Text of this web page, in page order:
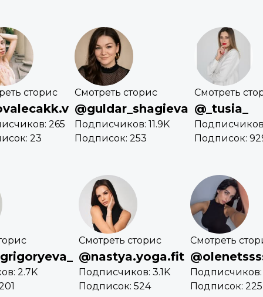
сторис
265
23
Смотреть сторис
@guldar_shagieva
Подписчиков: 11.9K
Подписок: 253
Смотреть
@_tusia_
Подписок:
2.7K
Смотреть сторис
@nastya.yoga.fit
Подписчиков: 3.1K
Подписок: 524
Смотреть
Подписок: 225